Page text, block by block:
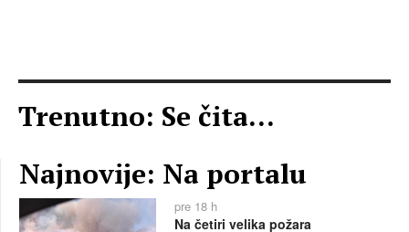
Trenutno: Se čita...
Najnovije: Na portalu
pre 18 h
Na četiri velika požara